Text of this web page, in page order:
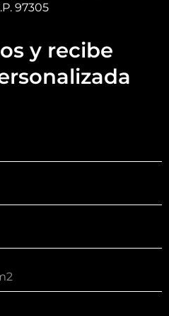
97305
y recibe